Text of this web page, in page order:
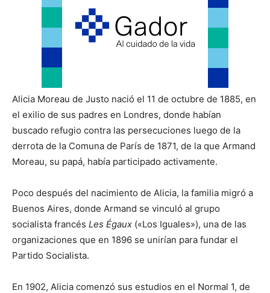
Alicia Moreau de Justo nació el 11 de octubre de 1885, en
el exilio de sus padres en Londres, donde habían
buscado refugio contra las persecuciones luego de la
derrota de la Comuna de París de 1871, de la que Armand
Moreau, su papá, había participado activamente.
Poco después del nacimiento de Alicia, la familia migró a
Buenos Aires, donde Armand se vinculó al grupo
socialista francés Les Égaux («Los Iguales»), una de las
organizaciones que en 1896 se unirían para fundar el
Partido Socialista.
En 1902, Alicia comenzó sus estudios en el Normal 1, de